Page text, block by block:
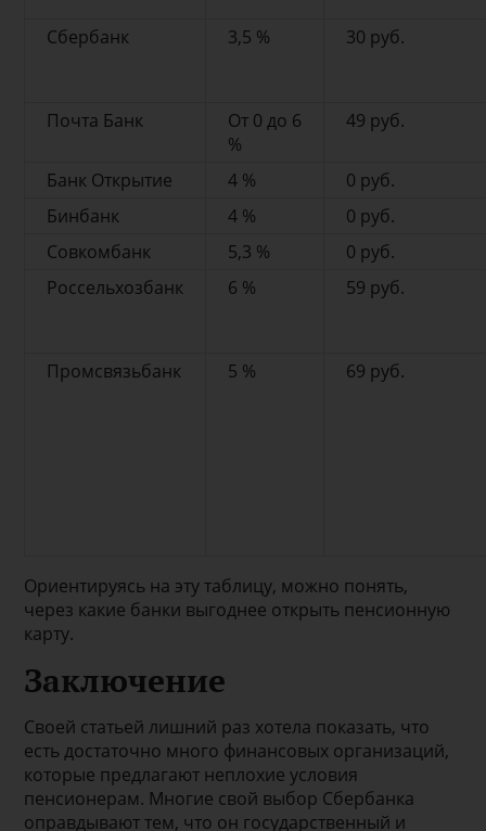
Сбербанк 3,5 % 30 руб.
Почта Банк
От 0 до 6
%
49 руб.
Банк Открытие 4 %
0 руб.
Бинбанк
4 %
0 руб.
Совкомбанк
5,3 %
0 руб.
Россельхозбанк
6 % 59 руб.
Промсвязьбанк 5 % 69 руб.
Ориентируясь на эту таблицу, можно понять,
через какие банки выгоднее открыть пенсионную
карту.
Заключение
Своей статьей лишний раз хотела показать, что
есть достаточно много финансовых организаций,
которые предлагают неплохие условия
пенсионерам. Многие свой выбор Сбербанка
оправдывают тем, что он государственный и